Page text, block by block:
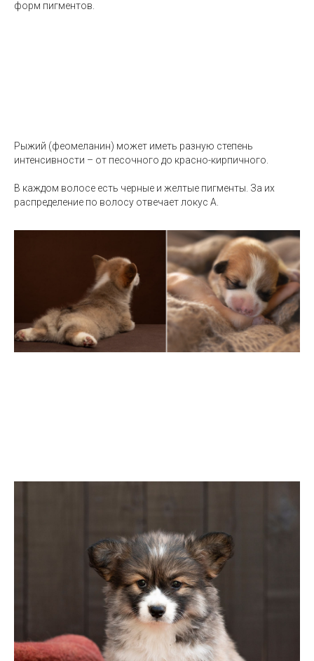
форм пигментов.
Рыжий (феомеланин) может иметь разную степень
интенсивности – от песочного до красно-кирпичного.
В каждом волосе есть черные и желтые пигменты. За их
распределение по волосу отвечает локус А.